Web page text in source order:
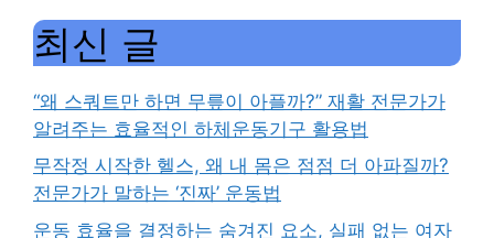
최신 글
“왜 스쿼트만 하면 무릎이 아플까?” 재활 전문가가
알려주는 효율적인 하체운동기구 활용법
무작정 시작한 헬스, 왜 내 몸은 점점 더 아파질까?
전문가가 말하는 ‘진짜’ 운동법
운동 효율을 결정하는 숨겨진 요소, 실패 없는 여자